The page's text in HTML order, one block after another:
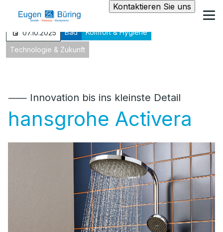
Kontaktieren Sie uns
07.10.2025 Bad Komfort & Hygiene
Technologie & Zukunft
⸺ Innovation bis ins kleinste Detail
hansgrohe Activera